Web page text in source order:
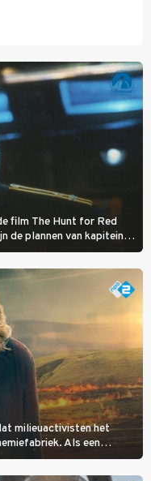
film The Hunt for Red
de plannen van kapitein
milieuactivisten het
Als een
op scherp zet, besluit
te voelen.